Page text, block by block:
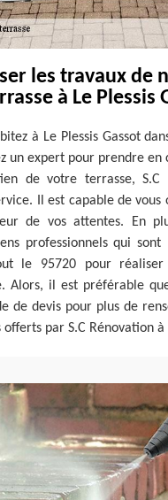
les travaux de
à Le Plessis
à Le Plessis Gassot
un expert pour prendre en
de votre terrasse, S.C
Il est capable de
de vos attentes. En
professionnels qui
le 95720 pour
Alors, il est préférable
de devis pour plus de
offerts par S.C Rénovation à